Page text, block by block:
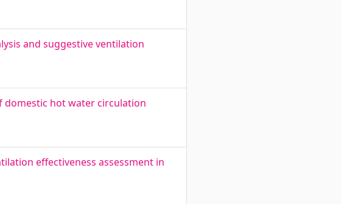
and suggestive ventilation
domestic hot water circulation
effectiveness assessment in